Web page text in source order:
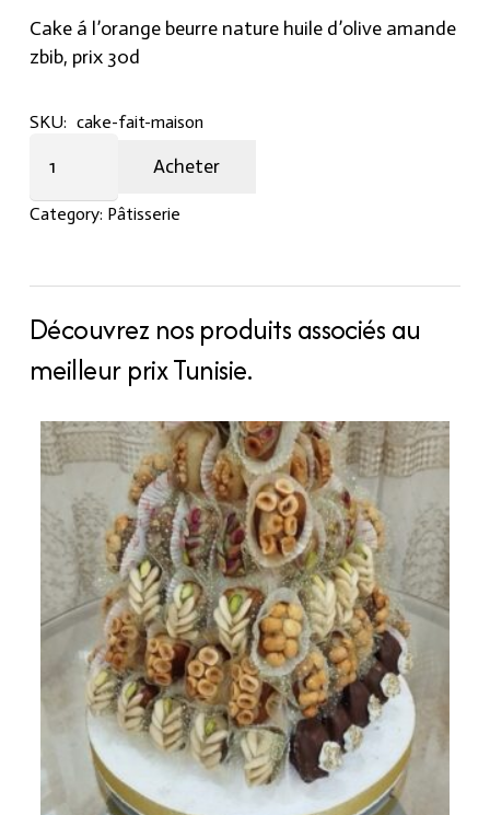
Cake á l’orange beurre nature huile d’olive amande
zbib, prix 30d
SKU: cake-fait-maison
l'orange
beurre
huile
d'olive
amande
zbib
Acheter
Category: Pâtisserie
Découvrez nos produits associés au
meilleur prix Tunisie.